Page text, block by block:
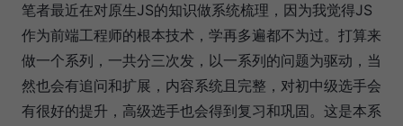
笔者最近在对原生JS的知识做系统梳理，因为我觉得JS
作为前端工程师的根本技术，学再多遍都不为过。打算来
做一个系列，一共分三次发，以一系列的问题为驱动，当
然也会有追问和扩展，内容系统且完整，对初中级选手会
有很好的提升，高级选手也会得到复习和巩固。这是本系